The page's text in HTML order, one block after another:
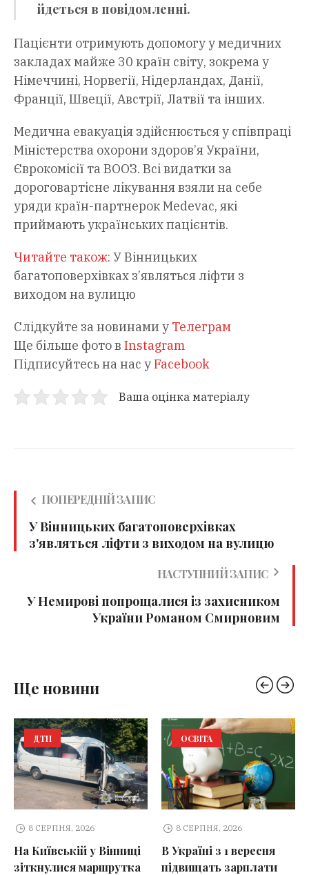
йдеться в повідомленні.
Пацієнти отримують допомогу у медичних
закладах майже 30 країн світу, зокрема у
Німеччині, Норвегії, Нідерландах, Данії,
Франції, Швеції, Австрії, Латвії та інших.
Медична евакуація здійснюється у співпраці
Міністерства охорони здоров’я України,
Єврокомісії та ВООЗ. Всі видатки за
дороговартісне лікування взяли на себе
уряди країн-партнерок Medevac, які
приймають українських пацієнтів.
Читайте також: У Вінницьких
багатоповерхівках з’являться ліфти з
виходом на вулицю
Слідкуйте за новинами у Телеграм
Ще більше фото в Instagram
Підписуйтесь на нас уFacebook
Ваша оцінка матеріалу
ПОПЕРЕДНІЙ ЗАПИС
У Вінницьких багатоповерхівках
з'являться ліфти з виходом на вулицю
НАСТУПНИЙ ЗАПИС
У Немирові попрощалися із захисником
України Романом Смирновим
Ще новини
ДТП
8 СЕРПНЯ, 2026
На Київській у Вінниці
зіткнулися маршрутка
ОСВІТА
8 СЕРПНЯ, 2026
В Україні з 1 вересня
підвищать зарплати